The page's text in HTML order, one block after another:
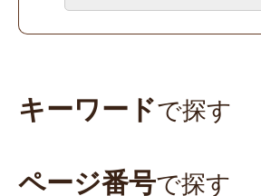
キーワードで探す
ページ番号で探す